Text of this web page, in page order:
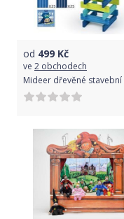
od 499 Kč
ve 2 obchodech